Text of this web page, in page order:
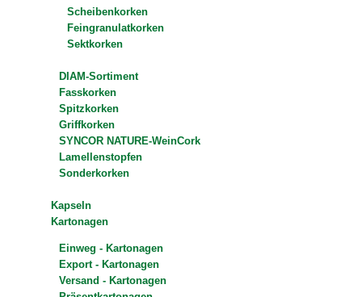
Scheibenkorken
Feingranulatkorken
Sektkorken
DIAM-Sortiment
Fasskorken
Spitzkorken
Griffkorken
SYNCOR NATURE-WeinCork
Lamellenstopfen
Sonderkorken
Kapseln
Kartonagen
Einweg - Kartonagen
Export - Kartonagen
Versand - Kartonagen